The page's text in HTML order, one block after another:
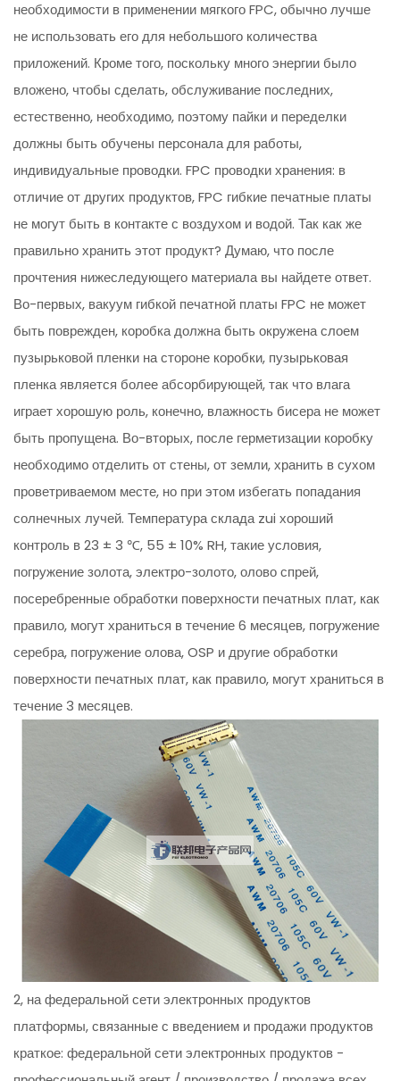
необходимости в применении мягкого FPC, обычно лучше
не использовать его для небольшого количества
приложений. Кроме того, поскольку много энергии было
вложено, чтобы сделать, обслуживание последних,
естественно, необходимо, поэтому пайки и переделки
должны быть обучены персонала для работы,
индивидуальные проводки. FPC проводки хранения: в
отличие от других продуктов, FPC гибкие печатные платы
не могут быть в контакте с воздухом и водой. Так как же
правильно хранить этот продукт? Думаю, что после
прочтения нижеследующего материала вы найдете ответ.
Во-первых, вакуум гибкой печатной платы FPC не может
быть поврежден, коробка должна быть окружена слоем
пузырьковой пленки на стороне коробки, пузырьковая
пленка является более абсорбирующей, так что влага
играет хорошую роль, конечно, влажность бисера не может
быть пропущена. Во-вторых, после герметизации коробку
необходимо отделить от стены, от земли, хранить в сухом
проветриваемом месте, но при этом избегать попадания
солнечных лучей. Температура склада zui хороший
контроль в 23 ± 3 ℃, 55 ± 10% RH, такие условия,
погружение золота, электро-золото, олово спрей,
посеребренные обработки поверхности печатных плат, как
правило, могут храниться в течение 6 месяцев, погружение
серебра, погружение олова, OSP и другие обработки
поверхности печатных плат, как правило, могут храниться в
течение 3 месяцев.
2, на федеральной сети электронных продуктов
платформы, связанные с введением и продажи продуктов
краткое: федеральной сети электронных продуктов -